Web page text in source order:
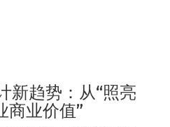
新趋势：从“照亮
商业价值”